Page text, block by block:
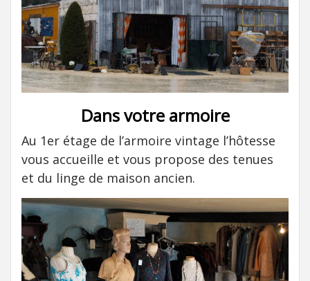
Dans votre armoire
Au 1er étage de l’armoire vintage l’hôtesse
vous accueille et vous propose des tenues
et du linge de maison ancien.